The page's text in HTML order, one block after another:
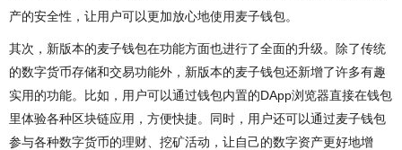
产的安全性，让用户可以更加放心地使用麦子钱包。
其次，新版本的麦子钱包在功能方面也进行了全面的升级。除了传统
的数字货币存储和交易功能外，新版本的麦子钱包还新增了许多有趣
实用的功能。比如，用户可以通过钱包内置的DApp浏览器直接在钱包
里体验各种区块链应用，方便快捷。同时，用户还可以通过麦子钱包
参与各种数字货币的理财、挖矿活动，让自己的数字资产更好地增